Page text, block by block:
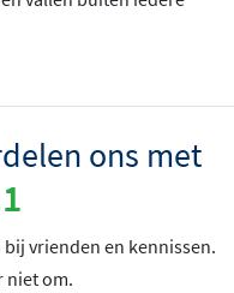
ons met
vrienden en kennissen.
niet om.